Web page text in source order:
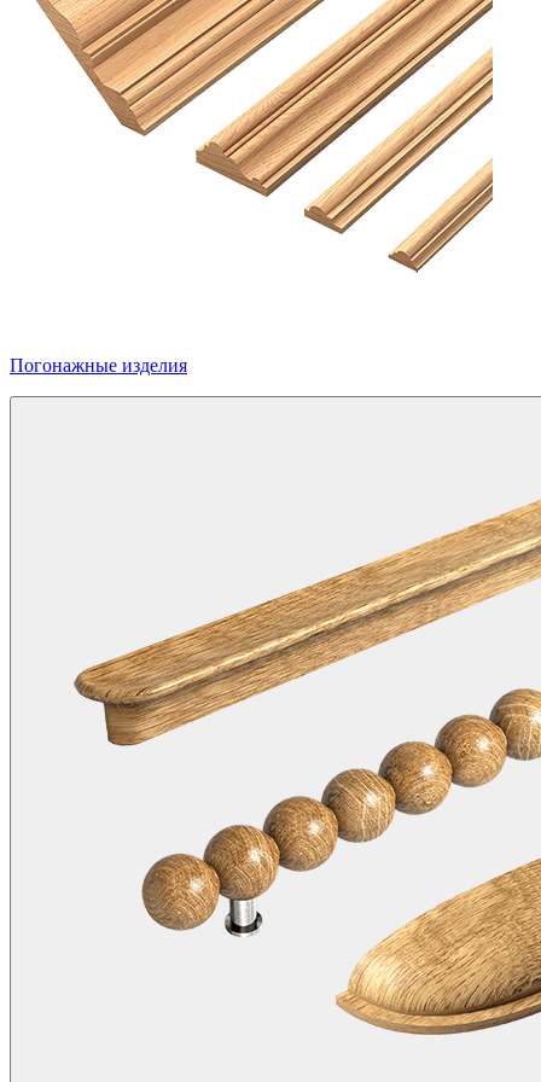
Погонажные изделия